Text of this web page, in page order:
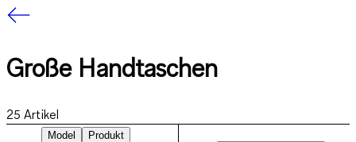
Große Handtaschen
25 Artikel
Model
Produkt